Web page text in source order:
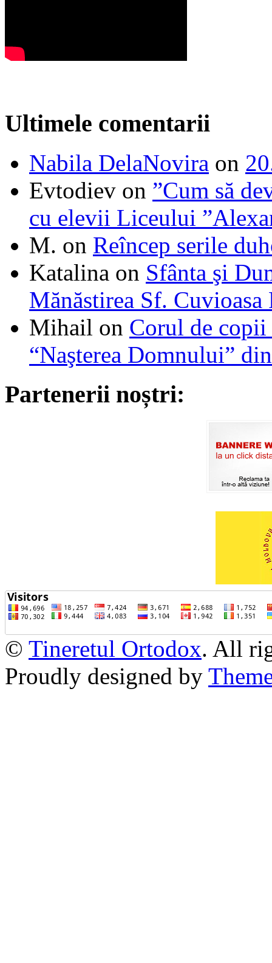
Ultimele comentarii
Nabila DelaNovira on
Evtodiev on ”Cum să
cu elevii Liceului
M. on Reîncep serile
Katalina on Sfânta şi
Mănăstirea Sf. Cuvioasa
Mihail on Corul de
“Naşterea Domnului”
Partenerii noștri:
© Tineretul Ortodox. All
Proudly designed by